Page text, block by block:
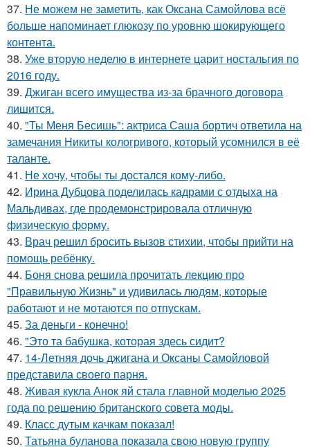
37. Не можем не заметить, как Оксана Самойлова всё
больше напоминает глюкозу по уровню шокирующего
контента.
38. Уже вторую неделю в интернете царит ностальгия по
2016 году.
39. Джиган всего имущества из-за брачного договора
лишится.
40. "Ты Меня Бесишь": актриса Саша бортич ответила на
замечания Никиты кологривого, который усомнился в её
таланте.
41. Не хочу, чтобы ты достался кому-либо.
42. Ирина Дубцова поделилась кадрами с отдыха на
Мальдивах, где продемонстрировала отличную
физическую форму.
43. Врач решил бросить вызов стихии, чтобы прийти на
помощь ребёнку.
44. Боня снова решила прочитать лекцию про
"Правильную Жизнь" и удивилась людям, которые
работают и не мотаются по отпускам.
45. За деньги - конечно!
46. "Это та бабушка, которая здесь сидит?
47. 14-Летняя дочь джигана и Оксаны Самойловой
представила своего парня.
48. Живая кукла Анок яй стала главной моделью 2025
года по решению британского совета моды.
49. Класс дутым качкам показал!
50. Татьяна буланова показала свою новую группу